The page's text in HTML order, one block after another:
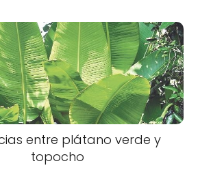
entre plátano verde y
topocho